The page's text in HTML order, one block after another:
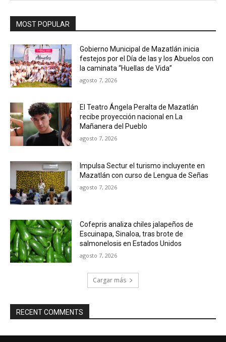
MOST POPULAR
Gobierno Municipal de Mazatlán inicia
festejos por el Día de las y los Abuelos con
la caminata “Huellas de Vida”
agosto 7, 2026
El Teatro Ángela Peralta de Mazatlán
recibe proyección nacional en La
Mañanera del Pueblo
agosto 7, 2026
Impulsa Sectur el turismo incluyente en
Mazatlán con curso de Lengua de Señas
agosto 7, 2026
Cofepris analiza chiles jalapeños de
Escuinapa, Sinaloa, tras brote de
salmonelosis en Estados Unidos
agosto 7, 2026
Cargar más
RECENT COMMENTS